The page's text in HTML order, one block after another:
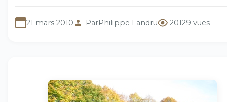
21 mars 2010 ParPhilippe Landru 20129 vues